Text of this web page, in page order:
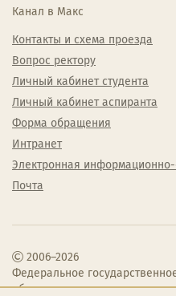
Канал в Макс
Контакты и схема проезда
Вопрос ректору
Личный кабинет студента
Личный кабинет аспиранта
Форма обращения
Интранет
Электронная
Почта
2006–2026
Федеральное
образовательное